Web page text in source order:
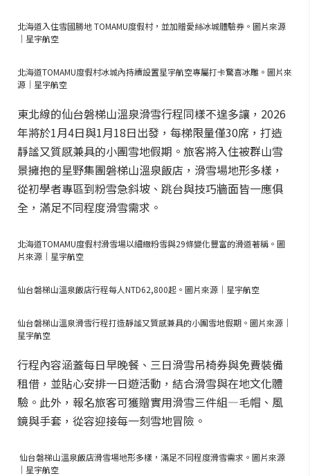
北海道入住雪國勝地 TOMAMU度假村，並加贈愛絲冰城體驗券。圖片來源
｜星宇航空
北海道TOMAMU度假村冰城內持續設置星宇航空專屬打卡驚喜冰雕。圖片來
源｜星宇航空
東北線的仙台磐梯山溫泉滑雪行程同樣不遑多讓，2026
年將於1月4日與1月18日出發，每梯限量僅30席，打造
靜謐又質感兼具的小團雪地假期。旅客將入住被群山雪
景擁抱的星野集團磐梯山溫泉飯店，滑雪場地形多樣，
從初學者專區到粉雪急斜坡、跳台與技巧牆面皆一應俱
全，滿足不同程度滑雪需求。
北海道TOMAMU度假村滑雪場以細緻粉雪與29條變化豐富的滑道著稱。圖
片來源｜星宇航空
仙台磐梯山溫泉飯店行程每人NTD62,800起。圖片來源｜星宇航空
仙台磐梯山溫泉滑雪行程打造靜謐又質感兼具的小團雪地假期。圖片來源｜
星宇航空
行程內容涵蓋每日早晚餐、三日滑雪吊椅券與免費裝備
租借，並貼心安排一日遊活動，結合滑雪與在地文化體
驗。此外，報名旅客可獲贈實用滑雪三件組—毛帽、風
鏡與手套，從容迎接每一刻雪地冒險。
仙台磐梯山溫泉飯店滑雪場地形多樣，滿足不同程度滑雪需求。圖片來源
｜星宇航空